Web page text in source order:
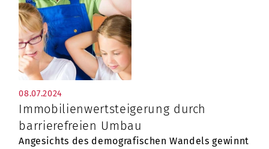
08.07.2024
Immobilienwertsteigerung durch
barrierefreien Umbau
Angesichts des demografischen Wandels gewinnt